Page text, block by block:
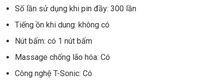
Số lần sử dụng khi pin đầy: 300 lần
Tiếng ồn khi dung: không có
Nút bấm: có 1 nút bấm
Massage chống lão hóa: Có
Công nghệ T-Sonic: Có